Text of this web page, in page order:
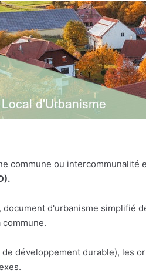
commune ou intercommunalité
d'urbanisme simplifié
développement durable), les